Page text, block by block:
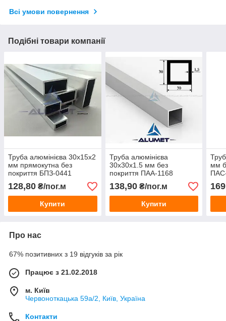
Всі умови повернення
Подібні товари компанії
Труба алюмінієва 30х15х2
мм прямокутна без
покриття БПЗ-0441
128,80 ₴/пог.м
Купити
Труба алюмінієва
30х30х1.5 мм без
покриття ПАА-1168
(БПЗ-0587)
138,90₴/пог.м
Купити
мм
Про нас
67% позитивних з 19 відгуків за рік
Працює з 21.02.2018
м. Київ
Червоноткацька 59а/2, Київ, Україна
Контакти